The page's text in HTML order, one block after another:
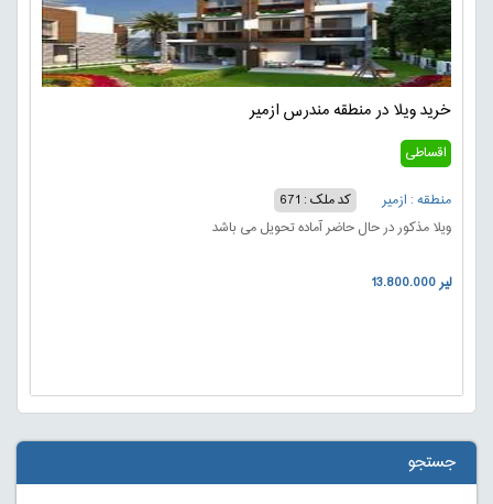
خرید ویلا در منطقه مندرس ازمیر
اقساطی
منطقه : ازمیر
کد ملک : 671
ویلا مذکور در حال حاضر آماده تحویل می باشد
13.800.000 لیر
جستجو